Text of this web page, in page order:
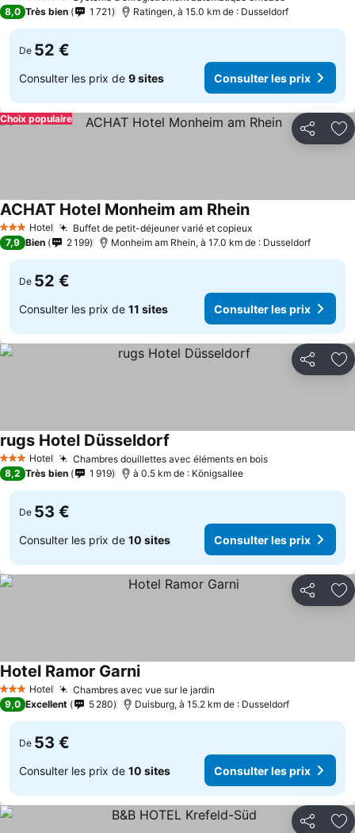
8,0 Très bien 1 721 Ratingen, à 15.0 km de : Dusseldorf
De 52 €
Consulter les prix de 9 sites Consulter les prix
Partager
Choix populaire
3 ÉtoilesHotel Buffet de petit-déjeuner varié et copieux
ACHAT Hotel Monheim am Rhein
7,9 Bien 2 199 Monheim am Rhein, à 17.0 km de : Dusseldorf
De 52 €
Consulter les prix de 11 sites Consulter les prix
Partager
3 ÉtoilesHotel Chambres douillettes avec éléments en bois
rugs Hotel Düsseldorf
8,2 Très bien 1 919 à 0.5 km de : Königsallee
De 53 €
Consulter les prix de 10 sites Consulter les prix
Partager
3 ÉtoilesHotel Chambres avec vue sur le jardin
Hotel Ramor Garni
9,0 Excellent 5 280 Duisburg, à 15.2 km de : Dusseldorf
De 53 €
Consulter les prix de 10 sites Consulter les prix
Partager